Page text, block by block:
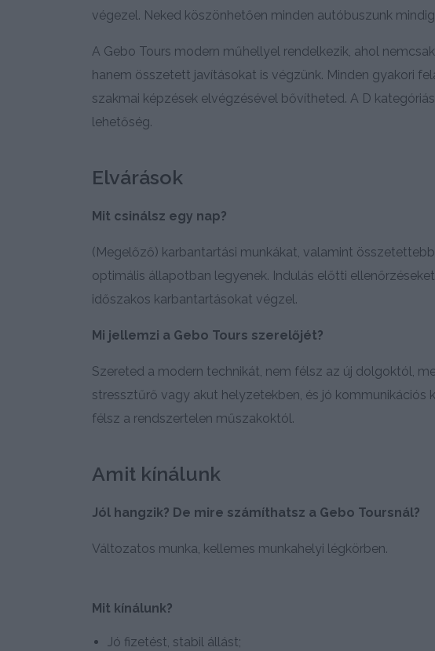
végezel. Neked köszönhetően minden autóbuszunk
A Gebo Tours modern műhellyel rendelkezik, ahol
hanem összetett javításokat is végzünk. Minden gyakori
szakmai képzések elvégzésével bővítheted. A D
lehetőség.
Elvárások
Mit csinálsz egy nap?
(Megelőző) karbantartási munkákat, valamint
optimális állapotban legyenek. Indulás előtti
időszakos karbantartásokat végzel.
Mi jellemzi a Gebo Tours szerelőjét?
Szereted a modern technikát, nem félsz az új dolgoktól,
stressztűrő vagy akut helyzetekben, és jó kommunikációs
félsz a rendszertelen műszakoktól.
Amit kínálunk
Jól hangzik? De mire számíthatsz a Gebo Toursnál?
Változatos munka, kellemes munkahelyi légkörben.
Mit kínálunk?
Jó fizetést, stabil állást;